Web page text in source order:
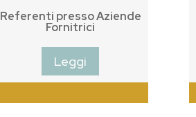
Referenti presso Aziende
Fornitrici
Leggi